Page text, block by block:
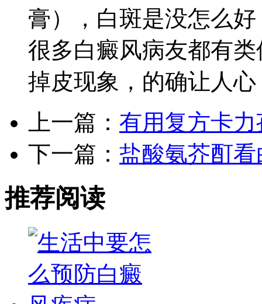
膏），白斑是没怎么
很多白癜风病友都有
掉皮现象，的确让人心
上一篇： 有用复方卡
下一篇： 盐酸氨芥酊
推荐阅读